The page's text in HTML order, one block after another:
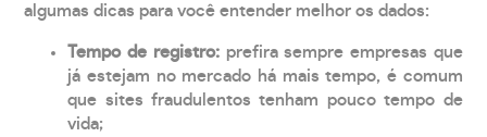
algumas dicas para você entender melhor os dados:
Tempo de registro: prefira sempre empresas que
já estejam no mercado há mais tempo, é comum
que sites fraudulentos tenham pouco tempo de
vida;